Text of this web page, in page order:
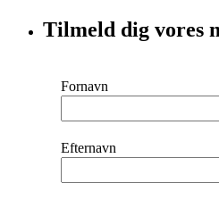
Tilmeld dig vores
Fornavn
Efternavn